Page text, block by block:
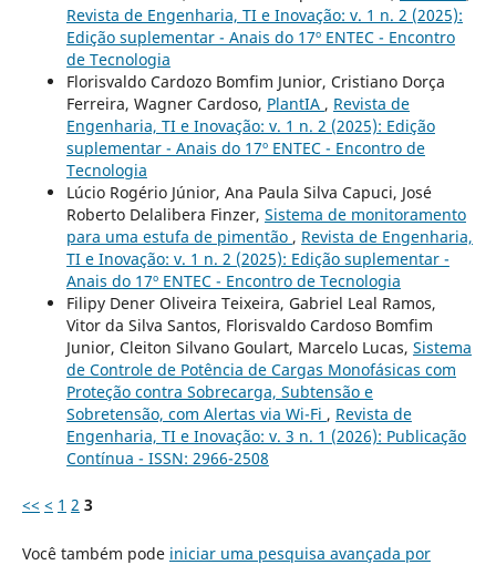
Revista de Engenharia, TI e Inovação: v. 1 n. 2 (2025):
Edição suplementar - Anais do 17º ENTEC - Encontro
de Tecnologia
Florisvaldo Cardozo Bomfim Junior, Cristiano Dorça
Ferreira, Wagner Cardoso, PlantIA , Revista de
Engenharia, TI e Inovação: v. 1 n. 2 (2025): Edição
suplementar - Anais do 17º ENTEC - Encontro de
Tecnologia
Lúcio Rogério Júnior, Ana Paula Silva Capuci, José
Roberto Delalibera Finzer, Sistema de monitoramento
para uma estufa de pimentão , Revista de Engenharia,
TI e Inovação: v. 1 n. 2 (2025): Edição suplementar -
Anais do 17º ENTEC - Encontro de Tecnologia
Filipy Dener Oliveira Teixeira, Gabriel Leal Ramos,
Vitor da Silva Santos, Florisvaldo Cardoso Bomfim
Junior, Cleiton Silvano Goulart, Marcelo Lucas, Sistema
de Controle de Potência de Cargas Monofásicas com
Proteção contra Sobrecarga, Subtensão e
Sobretensão, com Alertas via Wi-Fi , Revista de
Engenharia, TI e Inovação: v. 3 n. 1 (2026): Publicação
Contínua - ISSN: 2966-2508
<< < 1 2 3
Você também pode iniciar uma pesquisa avançada por